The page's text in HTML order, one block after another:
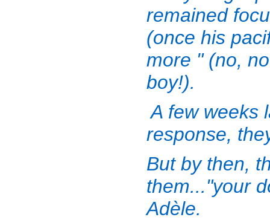
remained
(once his
more " (no,
boy!).
A few weeks
response,
But by then,
them..."your
Adèle.